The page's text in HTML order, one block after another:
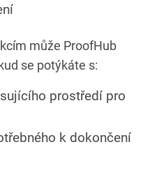
může ProofHub
se potýkáte s:
prostředí pro
k dokončení